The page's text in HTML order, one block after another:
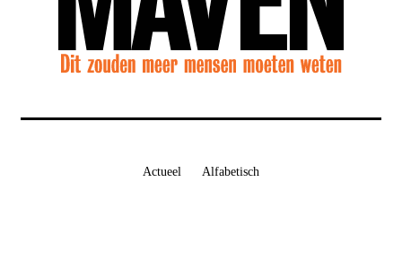
Actueel Alfabetisch